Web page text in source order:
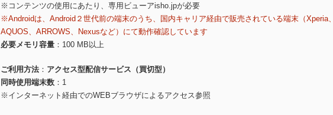
※コンテンツの使用にあたり、専用ビューアisho.jpが必要
※Androidは、Android２世代前の端末のうち、国内キャリア経由で販売されている端末（Xperia
AQUOS、ARROWS、Nexusなど）にて動作確認しています
必要メモリ容量
100 MB以上
ご利用方法
アクセス型配信サービス（買切型）
同時使用端末数
1
※インターネット経由でのWEBブラウザによるアクセス参照